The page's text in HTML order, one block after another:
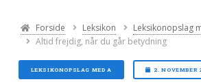
Forside Leksikon
Leksikonopslag
Altid frejdig, når du går betydning
LEKSIKONOPSLAG MED A 2. NOVEMBER